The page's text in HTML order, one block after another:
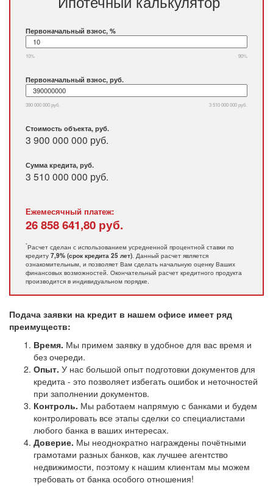
Первоначальный взнос, %
10% 90%
Первоначальный взнос, руб.
390 000 000 руб. 3 510 000 000 руб.
Стоимость объекта, руб.
3 900 000 000 руб.
Сумма кредита, руб.
3 510 000 000 руб.
Ежемесячный платеж:
26 858 641,80 руб.
*Расчет сделан с использованием усредненной процентной ставки по
кредиту 7,9% (срок кредита 25 лет). Данный расчет является
ознакомительным, и позволяет Вам сделать начальную оценку Ваших
финансовых возможностей. Окончательный расчет кредитного продукта
производится в индивидуальном порядке.
Подача заявки на кредит в нашем офисе имеет ряд
преимуществ:
Время. Мы примем заявку в удобное для вас время и
без очереди.
Опыт. У нас большой опыт подготовки документов для
кредита - это позволяет избегать ошибок и неточностей
при заполнении документов.
Контроль. Мы работаем напрямую с банками и будем
контролировать все этапы сделки со специалистами
любого банка в ваших интересах.
Доверие. Мы неоднократно награждены почётными
грамотами разных банков, как лучшее агентство
недвижимости, поэтому к нашим клиентам мы можем
требовать от банка особого отношения!